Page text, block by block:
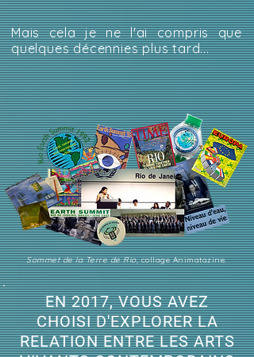
Mais cela je ne l'ai compris que
quelques décennies plus tard...
Sommet de la Terre de Rio, collage Animatazine.
EN 2017, VOUS AVEZ
CHOISI D'EXPLORER LA
RELATION ENTRE LES ARTS